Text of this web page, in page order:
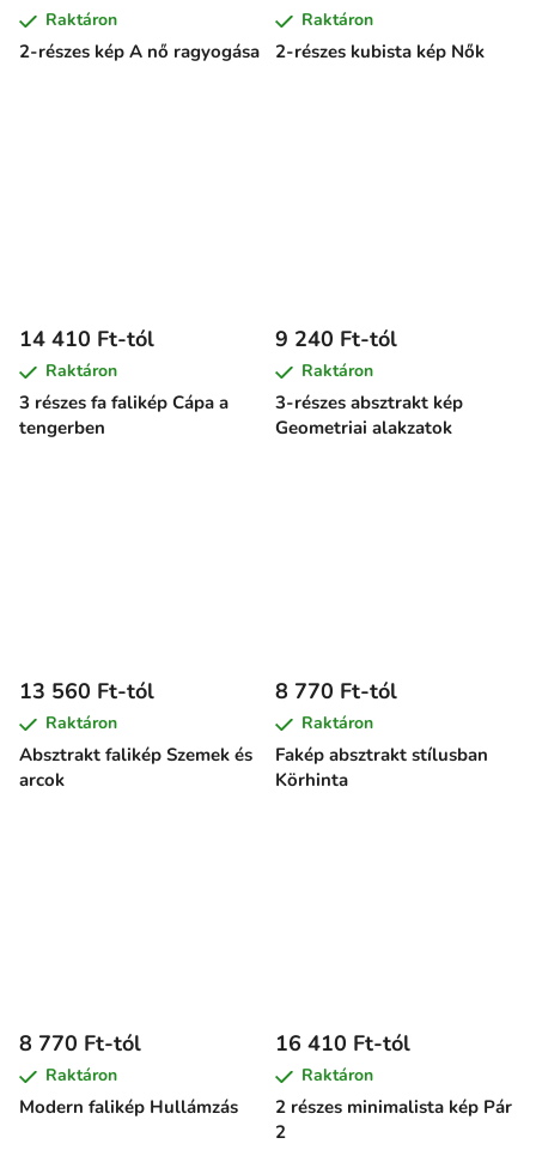
2-részes kép A nő ragyogása
Raktáron
2-részes kubista kép Nők
Raktáron
3 részes fa falikép Cápa a
tengerben
14 410 Ft-tól
Raktáron
3-részes absztrakt kép
Geometriai alakzatok
9 240 Ft-tól
Raktáron
Absztrakt falikép Szemek és
arcok
13 560 Ft-tól
Raktáron
Fakép absztrakt stílusban
Körhinta
8 770 Ft-tól
Raktáron
Modern falikép Hullámzás
8 770 Ft-tól
Raktáron
2 részes minimalista kép Pár
2
16 410 Ft-tól
Raktáron